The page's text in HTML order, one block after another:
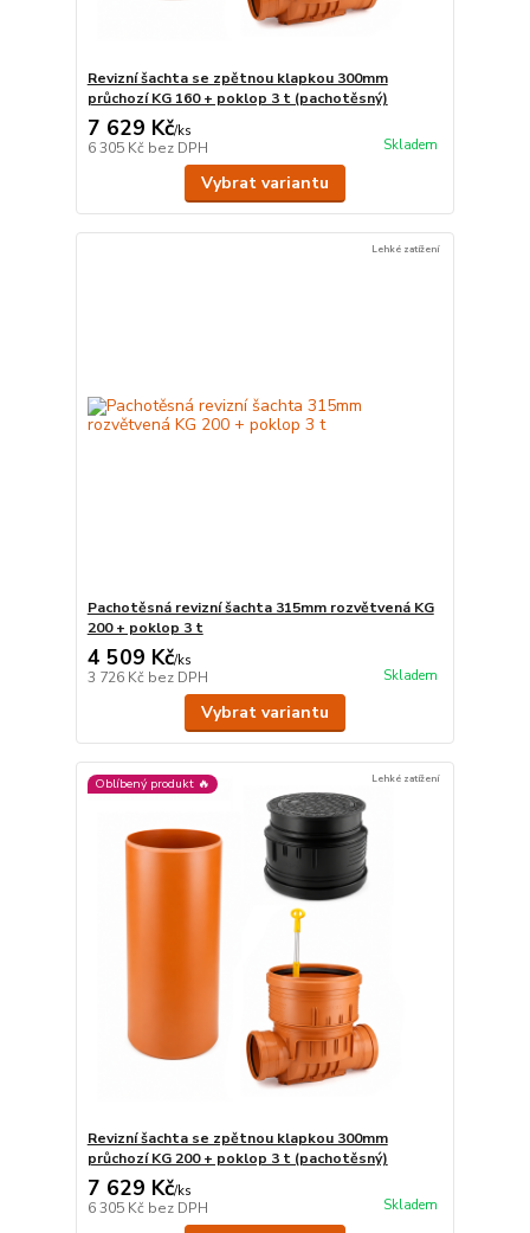
Revizní šachta se zpětnou klapkou 300mm
průchozí KG 160 + poklop 3 t (pachotěsný)
7 629 Kč/ks
6 305 Kč bez DPH Skladem
Vybrat variantu
Lehké zatížení
Pachotěsná revizní šachta 315mm rozvětvená KG
200 + poklop 3 t
4 509 Kč/ks
3 726 Kč bez DPH Skladem
Vybrat variantu
Oblíbený produkt 🔥 Lehké zatížení
Revizní šachta se zpětnou klapkou 300mm
průchozí KG 200 + poklop 3 t (pachotěsný)
7 629 Kč/ks
6 305 Kč bez DPH Skladem